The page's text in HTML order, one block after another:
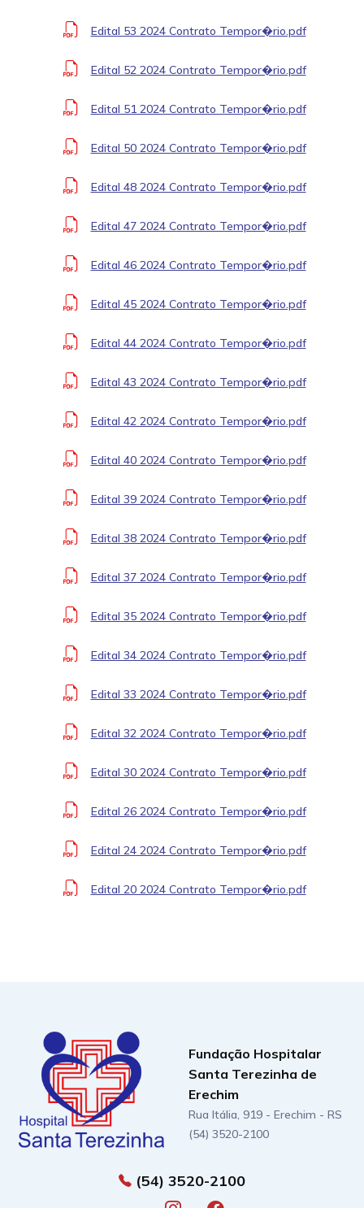
Edital 53 2024 Contrato Tempor�rio.pdf
Edital 52 2024 Contrato Tempor�rio.pdf
Edital 51 2024 Contrato Tempor�rio.pdf
Edital 50 2024 Contrato Tempor�rio.pdf
Edital 48 2024 Contrato Tempor�rio.pdf
Edital 47 2024 Contrato Tempor�rio.pdf
Edital 46 2024 Contrato Tempor�rio.pdf
Edital 45 2024 Contrato Tempor�rio.pdf
Edital 44 2024 Contrato Tempor�rio.pdf
Edital 43 2024 Contrato Tempor�rio.pdf
Edital 42 2024 Contrato Tempor�rio.pdf
Edital 40 2024 Contrato Tempor�rio.pdf
Edital 39 2024 Contrato Tempor�rio.pdf
Edital 38 2024 Contrato Tempor�rio.pdf
Edital 37 2024 Contrato Tempor�rio.pdf
Edital 35 2024 Contrato Tempor�rio.pdf
Edital 34 2024 Contrato Tempor�rio.pdf
Edital 33 2024 Contrato Tempor�rio.pdf
Edital 32 2024 Contrato Tempor�rio.pdf
Edital 30 2024 Contrato Tempor�rio.pdf
Edital 26 2024 Contrato Tempor�rio.pdf
Edital 24 2024 Contrato Tempor�rio.pdf
Edital 20 2024 Contrato Tempor�rio.pdf
Fundação Hospitalar
Santa Terezinha de
Erechim
Rua Itália, 919 - Erechim - RS
(54) 3520-2100
(54) 3520-2100